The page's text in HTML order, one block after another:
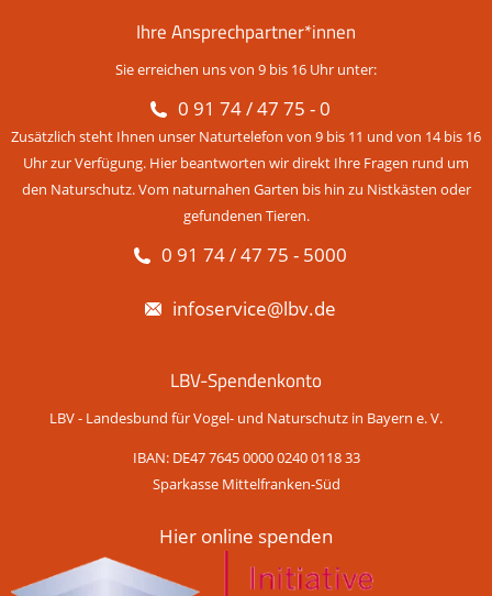
Ihre Ansprechpartner*innen
Sie erreichen uns von 9 bis 16 Uhr unter:
0 91 74 / 47 75 - 0
Zusätzlich steht Ihnen unser Naturtelefon von 9 bis 11 und von 14 bis 16
Uhr zur Verfügung. Hier beantworten wir direkt Ihre Fragen rund um
den Naturschutz. Vom naturnahen Garten bis hin zu Nistkästen oder
gefundenen Tieren.
0 91 74 / 47 75 - 5000
infoservice@lbv.de
LBV-Spendenkonto
LBV - Landesbund für Vogel- und Naturschutz in Bayern e. V.
IBAN: DE47 7645 0000 0240 0118 33
Sparkasse Mittelfranken-Süd
Hier online spenden